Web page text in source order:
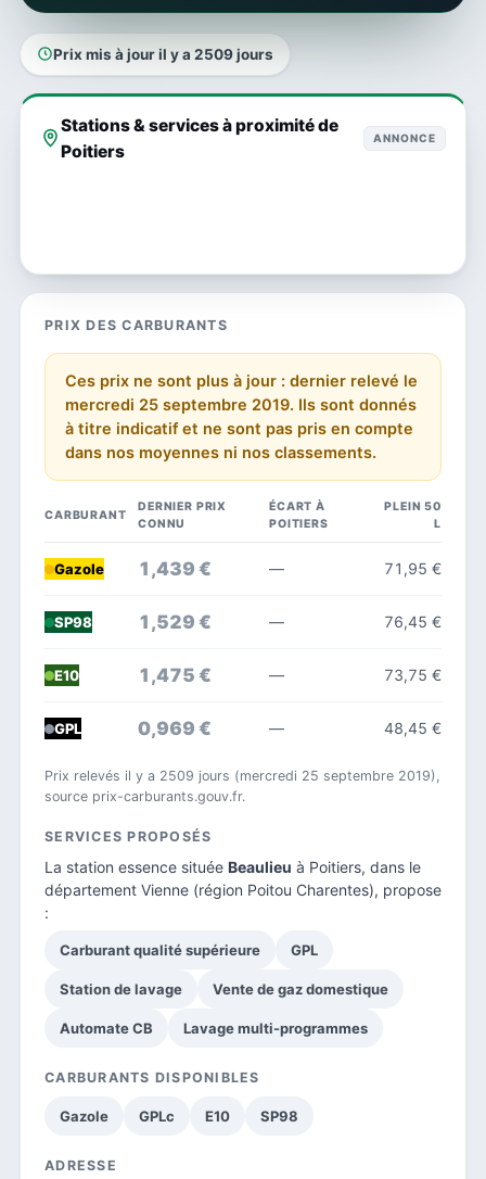
Prix mis à jour il y a 2509 jours
Stations & services à proximité de
Poitiers
ANNONCE
PRIX DES CARBURANTS
Ces prix ne sont plus à jour : dernier relevé le
mercredi 25 septembre 2019. Ils sont donnés
à titre indicatif et ne sont pas pris en compte
dans nos moyennes ni nos classements.
CARBURANT
DERNIER PRIX
CONNU
ÉCART À
POITIERS
PLEIN 50
L
Gazole 1,439 € — 71,95 €
SP98 1,529 € — 76,45 €
E10 1,475 € — 73,75 €
GPL 0,969 € — 48,45 €
Prix relevés il y a 2509 jours (mercredi 25 septembre 2019),
source prix-carburants.gouv.fr.
SERVICES PROPOSÉS
La station essence située Beaulieu à Poitiers, dans le
département Vienne (région Poitou Charentes), propose
:
Carburant qualité supérieure GPL
Station de lavage Vente de gaz domestique
Automate CB Lavage multi-programmes
CARBURANTS DISPONIBLES
Gazole GPLc E10 SP98
ADRESSE